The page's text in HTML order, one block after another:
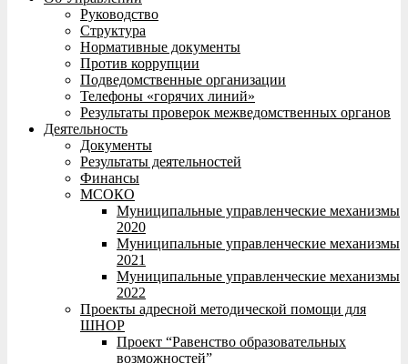
Руководство
Структура
Нормативные документы
Против коррупции
Подведомственные организации
Телефоны «горячих линий»
Результаты проверок межведомственных органов
Деятельность
Документы
Результаты деятельностей
Финансы
МСОКО
Муниципальные управленческие механизмы
2020
Муниципальные управленческие механизмы
2021
Муниципальные управленческие механизмы
2022
Проекты адресной методической помощи для
ШНОР
Проект “Равенство образовательных
возможностей”